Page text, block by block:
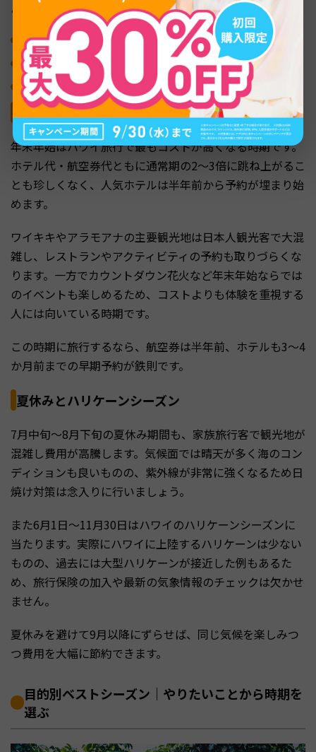
ハイシーズンに該当する主な時期は以下の通りです。
年末年始（12月下旬〜1月上旬）
春休み・GW（3月下旬〜5月上旬）
夏休み（7月中旬〜8月下旬）
年末年始の混雑と費用
年末年始はハワイ旅行で最もコストが高くなる時期です。
ホテル代・航空券代ともに通常期の2〜3倍に跳ね上がるこ
とも珍しくなく、人気ホテルは半年前から予約が埋まり始
めます。
ワイキキやアラモアナの主要観光地は日本人観光客で大混
雑し、レストランやアクティビティの予約も取りづらくな
ります。一方でカウントダウン花火など年末年始ならでは
のイベントも楽しめるため、コストよりも体験を重視する
人には向いている時期です。
この時期に旅行するなら、航空券は半年前、ホテルも3〜4
か月前までの早期予約が鉄則です。
夏休みとハリケーンシーズン
7月中旬〜8月下旬の夏休み期間も、家族旅行客で観光地が
混雑し費用が高騰します。気候面では晴天が多く海のコン
ディションも良いものの、紫外線が非常に強くなるため日
焼け対策は念入りに行いましょう。
また6月1日〜11月30日はハワイのハリケーンシーズンに
当たります。実際にハワイに上陸するハリケーンは少ない
ものの、過去には大型ハリケーンが接近した例もあるた
め、旅行保険の加入や最新の気象情報のチェックは欠かせ
ません。
夏休みを避けて9月以降にずらせば、同じ気候を楽しみつ
つ費用を大幅に節約できます。
目的別ベストシーズン｜やりたいことから時期を
選ぶ